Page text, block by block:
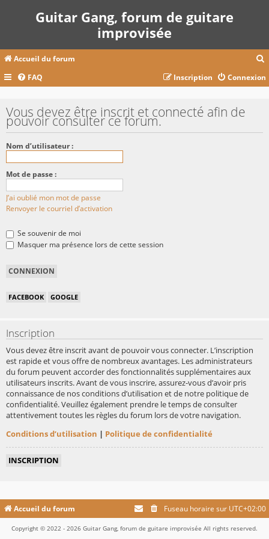
Guitar Gang, forum de guitare
improvisée
Accueil du forum
c
FAQ Connexion
Inscription
Vous devez être inscrit et connecté afin de
pouvoir consulter ce forum.
Nom d’utilisateur :
Mot de passe :
J’ai oublié mon mot de passe
Renvoyer le courriel d’activation
Se souvenir de moi
Masquer ma présence lors de cette session
FACEBOOK GOOGLE
Inscription
Vous devez être inscrit avant de pouvoir vous connecter. L’inscription
est rapide et vous offre de nombreux avantages. Les administrateurs
du forum peuvent accorder des fonctionnalités supplémentaires aux
utilisateurs inscrits. Avant de vous inscrire, assurez-vous d’avoir pris
connaissance de nos conditions d’utilisation et de notre politique de
confidentialité. Veuillez également prendre le temps de consulter
attentivement toutes les règles du forum lors de votre navigation.
Conditions d’utilisation | Politique de confidentialité
INSCRIPTION
Accueil du forum Fuseau horaire sur UTC+02:00
Copyright © 2022 - 2026 Guitar Gang, forum de guitare improvisée All rights reserved.